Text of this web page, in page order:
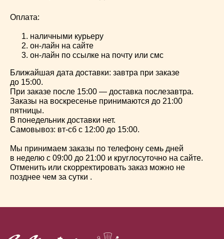
Оплата:
наличными курьеру
он-лайн на сайте
он-лайн по ссылке на почту или смс
Ближайшая дата доставки: завтра при заказе
до 15:00.
При заказе после 15:00 — доставка послезавтра.
Заказы на воскресенье принимаются до 21:00
пятницы.
В понедельник доставки нет.
Самовывоз: вт-сб с 12:00 до 15:00.
Мы принимаем заказы по телефону семь дней
в неделю с 09:00 до 21:00 и круглосуточно на сайте.
Отменить или скорректировать заказ можно не
позднее чем за сутки .